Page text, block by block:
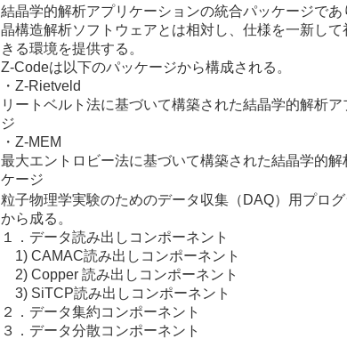
結晶学的解析アプリケーションの統合パッケージで
晶構造解析ソフトウェアとは相対し、仕様を一新し
きる環境を提供する。
Z-Codeは以下のパッケージから構成される。
・Z-Rietveld
リートベルト法に基づいて構築された結晶学的解析
ジ
・Z-MEM
最大エントロビー法に基づいて構築された結晶学的
ケージ
粒子物理学実験のためのデータ収集（DAQ）用プロ
から成る。
１．データ読み出しコンポーネント
1) CAMAC読み出しコンポーネント
2) Copper 読み出しコンポーネント
3) SiTCP読み出しコンポーネント
２．データ集約コンポーネント
３．データ分散コンポーネント